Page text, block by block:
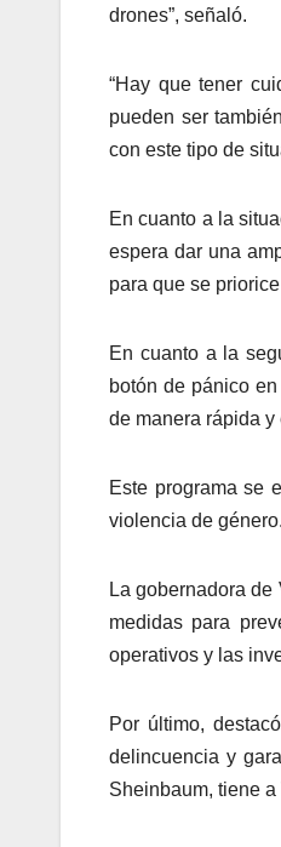
drones”, señaló.
“Hay que tener
pueden ser
con este tipo de
En cuanto a la
espera dar una
para que se
En cuanto a la
botón de pánico
de manera rápida y
Este programa se
violencia de género.
La gobernadora
medidas para
operativos y las
Por último,
delincuencia y
Sheinbaum, tiene